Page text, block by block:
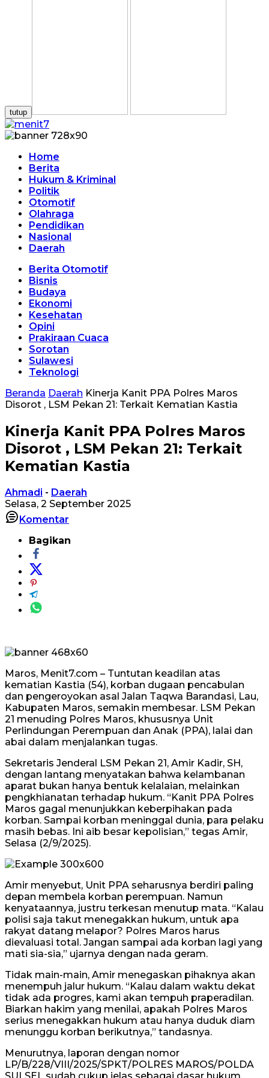
tutup
Home
Berita
Hukum & Kriminal
Politik
Otomotif
Olahraga
Pendidikan
Nasional
Daerah
Berita Otomotif
Bisnis
Budaya
Ekonomi
Kesehatan
Opini
Prakiraan Cuaca
Sorotan
Sulawesi
Teknologi
Beranda Daerah Kinerja Kanit PPA Polres Maros
Disorot , LSM Pekan 21: Terkait Kematian Kastia
Kinerja Kanit PPA Polres Maros
Disorot , LSM Pekan 21: Terkait
Kematian Kastia
Ahmadi - Daerah
Selasa, 2 September 2025
Komentar
Bagikan
Maros, Menit7.com – Tuntutan keadilan atas
kematian Kastia (54), korban dugaan pencabulan
dan pengeroyokan asal Jalan Taqwa Barandasi, Lau,
Kabupaten Maros, semakin membesar. LSM Pekan
21 menuding Polres Maros, khususnya Unit
Perlindungan Perempuan dan Anak (PPA), lalai dan
abai dalam menjalankan tugas.
Sekretaris Jenderal LSM Pekan 21, Amir Kadir, SH,
dengan lantang menyatakan bahwa kelambanan
aparat bukan hanya bentuk kelalaian, melainkan
pengkhianatan terhadap hukum. “Kanit PPA Polres
Maros gagal menunjukkan keberpihakan pada
korban. Sampai korban meninggal dunia, para pelaku
masih bebas. Ini aib besar kepolisian,” tegas Amir,
Selasa (2/9/2025).
Amir menyebut, Unit PPA seharusnya berdiri paling
depan membela korban perempuan. Namun
kenyataannya, justru terkesan menutup mata. “Kalau
polisi saja takut menegakkan hukum, untuk apa
rakyat datang melapor? Polres Maros harus
dievaluasi total. Jangan sampai ada korban lagi yang
mati sia-sia,” ujarnya dengan nada geram.
Tidak main-main, Amir menegaskan pihaknya akan
menempuh jalur hukum. “Kalau dalam waktu dekat
tidak ada progres, kami akan tempuh praperadilan.
Biarkan hakim yang menilai, apakah Polres Maros
serius menegakkan hukum atau hanya duduk diam
menunggu korban berikutnya,” tandasnya.
Menurutnya, laporan dengan nomor
LP/B/228/VIII/2025/SPKT/POLRES MAROS/POLDA